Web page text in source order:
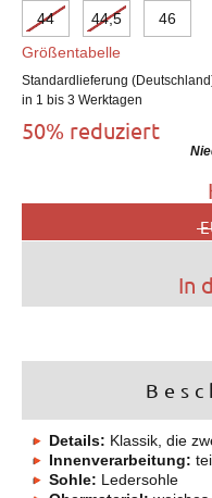
44 44,5
46
Größentabelle
Standardlieferung
in 1 bis 3 Werktagen
50% reduziert
Details: Klassik, die
Innenverarbeitung:
Sohle: Ledersohle